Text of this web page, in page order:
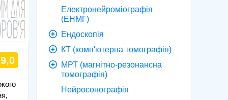
9,0
Електронейроміографія
(ЕНМГ)
Ендоскопія
КТ (комп'ютерна томографія)
МРТ (магнітно-резонансна
томографія)
Нейросонографія